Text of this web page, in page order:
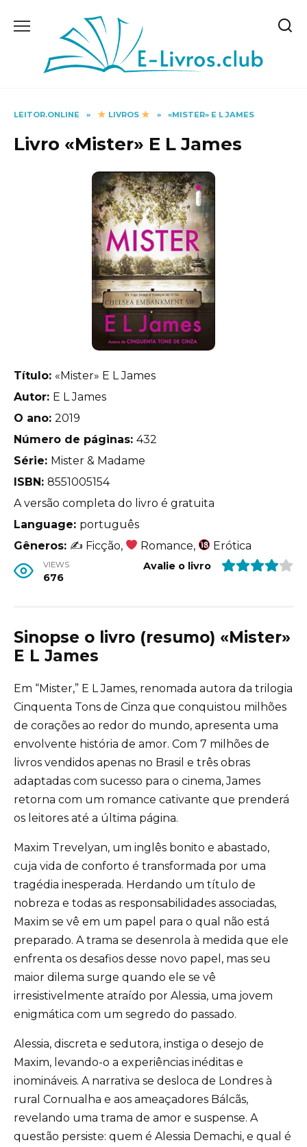
LEITOR.ONLINE » LIVROS » «MISTER» E L JAMES
Livro «Mister» E L James
Título: «Mister» E L James
Autor: E L James
O ano: 2019
Número de páginas: 432
Série: Mister & Madame
ISBN: 8551005154
A versão completa do livro é gratuita
Language: português
Gêneros: ✍ Ficção, Romance, Erótica
VIEWS
676
Avalie o livro
Sinopse o livro (resumo) «Mister»
E L James
Em “Mister,” E L James, renomada autora da trilogia
Cinquenta Tons de Cinza que conquistou milhões
de corações ao redor do mundo, apresenta uma
envolvente história de amor. Com 7 milhões de
livros vendidos apenas no Brasil e três obras
adaptadas com sucesso para o cinema, James
retorna com um romance cativante que prenderá
os leitores até a última página.
Maxim Trevelyan, um inglês bonito e abastado,
cuja vida de conforto é transformada por uma
tragédia inesperada. Herdando um título de
nobreza e todas as responsabilidades associadas,
Maxim se vê em um papel para o qual não está
preparado. A trama se desenrola à medida que ele
enfrenta os desafios desse novo papel, mas seu
maior dilema surge quando ele se vê
irresistivelmente atraído por Alessia, uma jovem
enigmática com um segredo do passado.
Alessia, discreta e sedutora, instiga o desejo de
Maxim, levando-o a experiências inéditas e
inomináveis. A narrativa se desloca de Londres à
rural Cornualha e aos ameaçadores Bálcãs,
revelando uma trama de amor e suspense. A
questão persiste: quem é Alessia Demachi, e qual é